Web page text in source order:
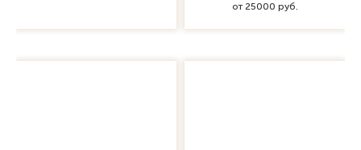
от 25000 руб.